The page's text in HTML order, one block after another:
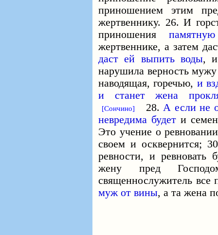
приношением этим
жертвеннику. 26. И
приношения
жертвеннике, а затем
даст ей выпить воды, и
нарушила верность мужу
наводящая, горечью, и
и станет жена
[Сончино] 28.А если не
невредима будет и
Это учение о
своем и осквернится;
ревности, и ревновать
жену пред
священнослужитель
муж от вины, а та жена